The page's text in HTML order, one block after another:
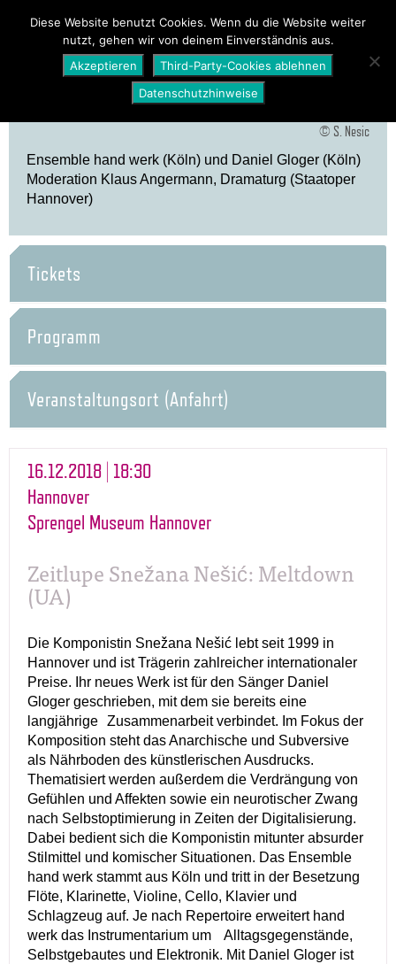
PROGRAMM ÜBER UNS NEWS
© S. Nesic
Ensemble hand werk (Köln) und Daniel Gloger (Köln)
Moderation Klaus Angermann, Dramaturg (Staatoper
Hannover)
Tickets
Programm
Veranstaltungsort (Anfahrt)
16.12.2018 | 18:30
Hannover
Sprengel Museum Hannover
Zeitlupe Snežana Nešić: Meltdown
(UA)
Die Komponistin Snežana Nešić lebt seit 1999 in
Hannover und ist Trägerin zahlreicher internationaler
Preise. Ihr neues Werk ist für den Sänger Daniel
Gloger geschrieben, mit dem sie bereits eine
langjährige Zusammenarbeit verbindet. Im Fokus der
Komposition steht das Anarchische und Subversive
als Nährboden des künstlerischen Ausdrucks.
Thematisiert werden außerdem die Verdrängung von
Gefühlen und Affekten sowie ein neurotischer Zwang
nach Selbstoptimierung in Zeiten der Digitalisierung.
Dabei bedient sich die Komponistin mitunter absurder
Stilmittel und komischer Situationen. Das Ensemble
hand werk stammt aus Köln und tritt in der Besetzung
Flöte, Klarinette, Violine, Cello, Klavier und
Schlagzeug auf. Je nach Repertoire erweitert hand
werk das Instrumentarium um Alltagsgegenstände,
Selbstgebautes und Elektronik. Mit Daniel Gloger ist
Diese Website benutzt Cookies. Wenn du die Website weiter
nutzt, gehen wir von deinem Einverständnis aus.
Akzeptieren
Third-Party-Cookies ablehnen
Datenschutzhinweise